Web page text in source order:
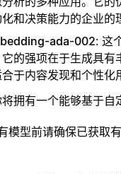
和决策能力的企业的
ada-002: 这
的强项在于生成具
于内容发现和个性化
拥有一个能够基于自
模型前请确保已获取有